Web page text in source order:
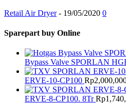
Retail Air Dryer - 19/05/2020 0
Sparepart buy Online
Bypass Valve SPORLAN
ERVE-10-CP100 Rp
ERVE-8-CP100. 8Tr Rp